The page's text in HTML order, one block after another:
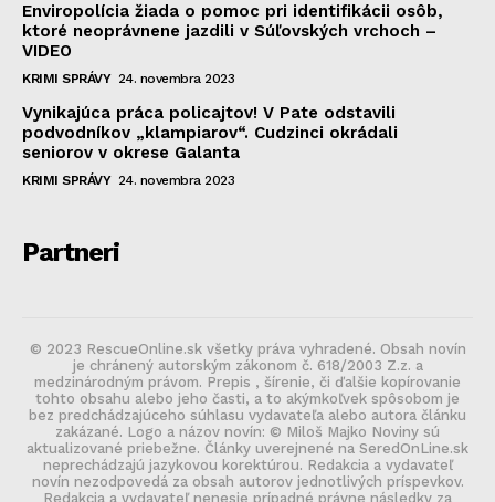
Enviropolícia žiada o pomoc pri identifikácii osôb,
ktoré neoprávnene jazdili v Súľovských vrchoch –
VIDEO
KRIMI SPRÁVY 24. novembra 2023
Vynikajúca práca policajtov! V Pate odstavili
podvodníkov „klampiarov“. Cudzinci okrádali
seniorov v okrese Galanta
KRIMI SPRÁVY 24. novembra 2023
Partneri
© 2023 RescueOnline.sk všetky práva vyhradené. Obsah novín
je chránený autorským zákonom č. 618/2003 Z.z. a
medzinárodným právom. Prepis , šírenie, či ďalšie kopírovanie
tohto obsahu alebo jeho časti, a to akýmkoľvek spôsobom je
bez predchádzajúceho súhlasu vydavateľa alebo autora článku
zakázané. Logo a názov novín: © Miloš Majko Noviny sú
aktualizované priebežne. Články uverejnené na SeredOnLine.sk
neprechádzajú jazykovou korektúrou. Redakcia a vydavateľ
novín nezodpovedá za obsah autorov jednotlivých príspevkov.
Redakcia a vydavateľ nenesie prípadné právne následky za